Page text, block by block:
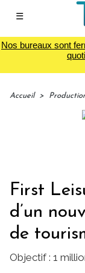
☰
Nos bureaux sont
Accueil >
First
d’un
de
Objectif : 1